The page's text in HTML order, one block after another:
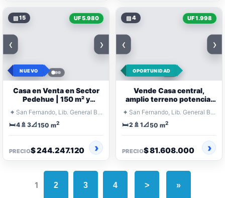
▧15 UF 5.980
NUEVO
‹ ›
Casa en Venta en Sector
Pedehue | 150 m² y
⌖ San Fernando, Lib. General Bernardo O'Higgins
🛏️4 🚿 3📐150 m2
PRECIO$ 244.247.120
▧4 UF 1.998
OPORTUNIDAD
‹ ›
Vende Casa central,
amplio terreno potencial
plusvalía.
⌖ San Fernando, Lib. General Bernardo O'Higgins
🛏️2 🚿 1📐50 m2
PRECIO$ 81.608.000
1 2 3 4 > »